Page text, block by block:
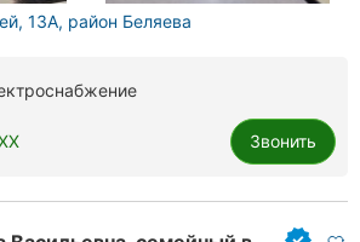
13А, район Беляева
Звонить